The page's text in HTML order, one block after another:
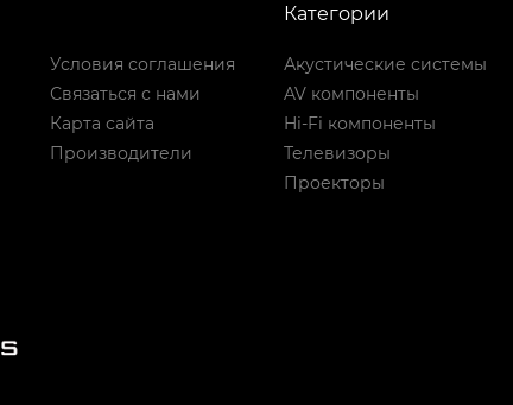
Условия соглашения
Связаться с нами
Карта сайта
Производители
Категории
Акустические системы
AV компоненты
Hi-Fi компоненты
Телевизоры
Проекторы